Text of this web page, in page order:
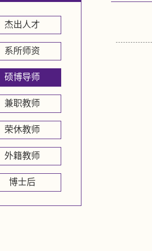
杰出人才
系所师资
硕博导师
兼职教师
荣休教师
外籍教师
博士后